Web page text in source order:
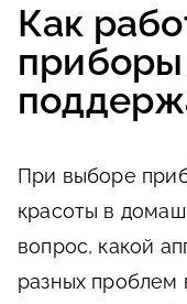
Как
При выборе
красоты в
вопрос, какой
разных проблем